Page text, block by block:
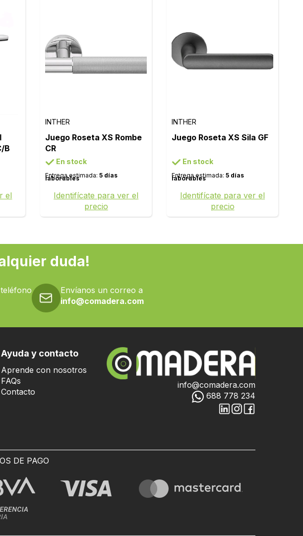
B
el
INTHER
Juego Roseta XS Rombe
CR
En stock
Entrega estimada:5 días
laborables
Identifícate para ver el
precio
INTHER
Juego Roseta XS Sila GF
En stock
Entrega estimada:5 días
laborables
Identifícate para ver el
precio
duda!
Envíanos un correo a
info@comadera.com
Ayuda y contacto
Aprende con nosotros
FAQs
Contacto
info@comadera.com
688 778 234
DE PAGO